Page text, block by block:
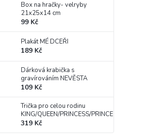
Box na hračky- velryby
21x25x14 cm
99 Kč
Plakát MÉ DCEŘI
189 Kč
Dárková krabička s
gravírováním NEVĚSTA
109 Kč
Trička pro celou rodinu
KING/QUEEN/PRINCESS/PRINCE
319 Kč